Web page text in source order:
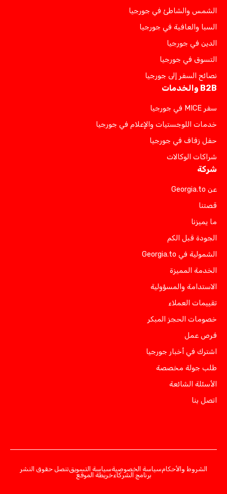
الشمس والشاطئ في جورجيا
السبا والعافية في جورجيا
الدين في جورجيا
التسوق في جورجيا
نصائح السفر إلى جورجيا
B2B والخدمات
سفر MICE في جورجيا
خدمات اللوجستيات والإعلام في جورجيا
حفل زفاف في جورجيا
شراكات الوكالات
شركة
عن Georgia.to
قصتنا
ما يميزنا
الجودة قبل الكم
الشمولية في Georgia.to
الخدمة المميزة
الاستدامة والمسؤولية
تقييمات العملاء
خصومات الحجز المبكر
فرص عمل
اشترك في أخبار جورجيا
طلب جولة مخصصة
الأسئلة الشائعة
اتصل بنا
الشروط والأحكامسياسة الخصوصيةسياسة التسويقتنصل حقوق النشر
برنامج الشركاءخريطة الموقع